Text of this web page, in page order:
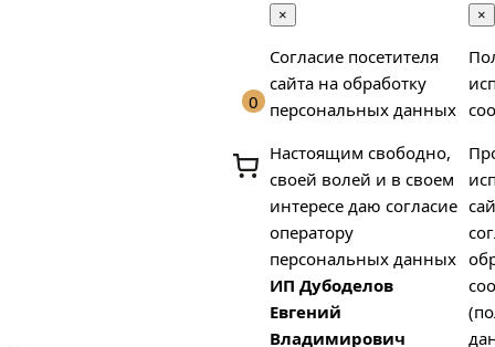
0
×
Согласие посетителя
сайта на обработку
персональных данных
Настоящим свободно,
своей волей и в своем
интересе даю согласие
оператору
персональных данных
ИП Дубоделов
Евгений
Владимирович
×